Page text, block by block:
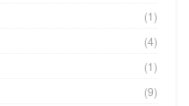
(1)
(4)
(1)
(9)